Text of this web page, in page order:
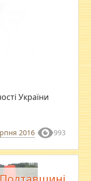
України
2016 993